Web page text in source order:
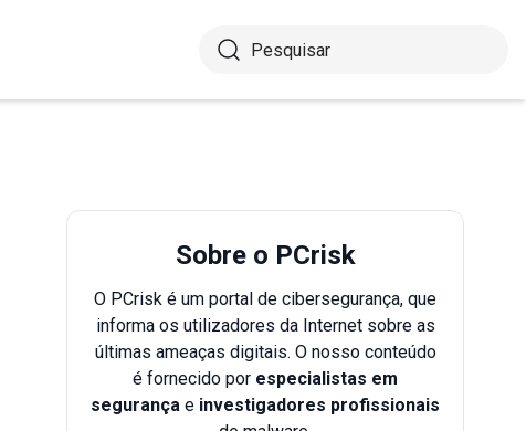
Sobre o PCrisk
O PCrisk é um portal de cibersegurança, que
informa os utilizadores da Internet sobre as
últimas ameaças digitais. O nosso conteúdo
é fornecido por especialistas em
segurança e investigadores profissionais